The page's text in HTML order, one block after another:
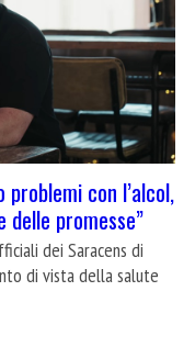
con l’alcol,
delle promesse”
dei Saracens di
di vista della salute